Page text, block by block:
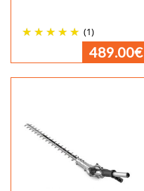
(1)
489.00€